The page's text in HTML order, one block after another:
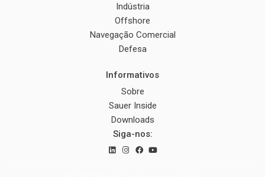
Indústria
Offshore
Navegação Comercial
Defesa
Informativos
Sobre
Sauer Inside
Downloads
Siga-nos: